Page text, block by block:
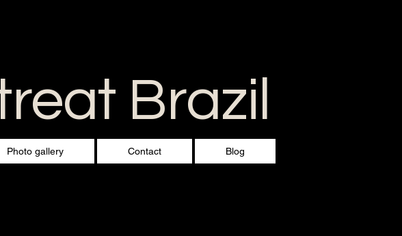
Brazil
Photo gallery Contact Blog